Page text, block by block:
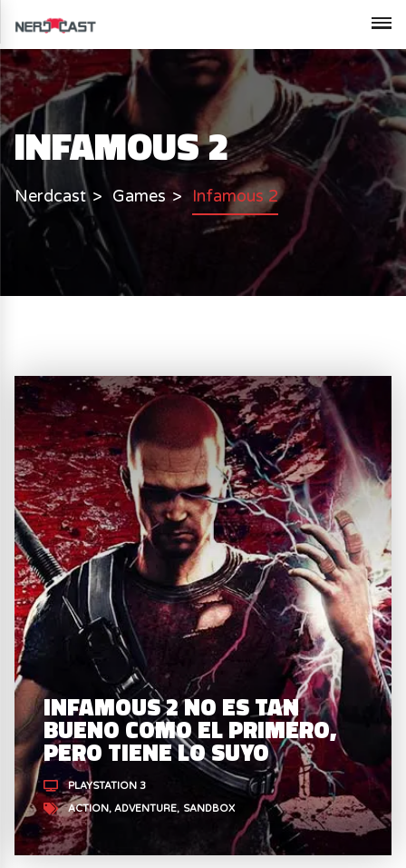
INFAMOUS 2
Nerdcast Games Infamous 2
INFAMOUS 2 NO ES TAN
BUENO COMO EL PRIMERO,
PERO TIENE LO SUYO
PLAYSTATION 3
ACTION ADVENTURE SANDBOX